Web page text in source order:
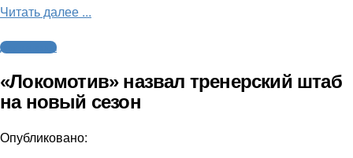
Читать далее ...
Другие виды
«Локомотив» назвал тренерский штаб
на новый сезон
Опубликовано: